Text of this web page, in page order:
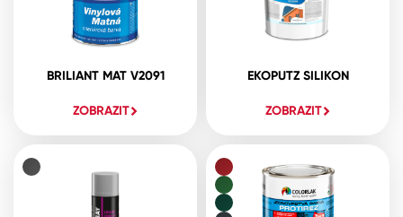
BRILIANT MAT V2091
ZOBRAZIT
EKOPUTZ SILIKON
ZOBRAZIT